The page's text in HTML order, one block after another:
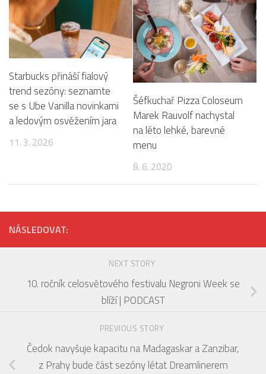
Starbucks přináší fialový
trend sezóny: seznamte
se s Ube Vanilla novinkami
a ledovým osvěžením jara
11. 3. 2026
Šéfkuchař Pizza Coloseum
Marek Rauvolf nachystal
na léto lehké, barevné
menu
8. 6. 2020
NÁSLEDOVAT:
NEXT STORY
10. ročník celosvětového festivalu Negroni Week se
blíží | PODCAST
PREVIOUS STORY
Čedok navyšuje kapacitu na Madagaskar a Zanzibar,
z Prahy bude část sezóny létat Dreamlinerem